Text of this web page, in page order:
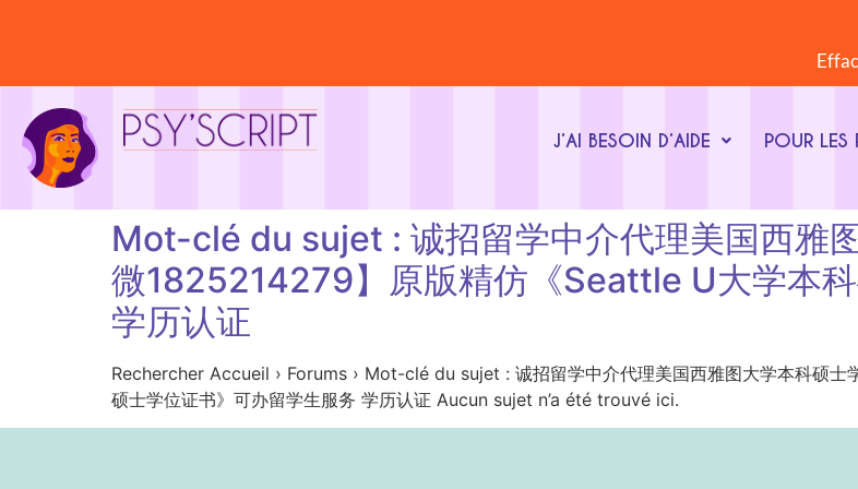
J’AI BESOIN D’AIDE POUR LES
Mot-clé du sujet : 诚招留学中介代理美国西雅
微1825214279】原版精仿《Seattle U大学本
学历认证
Rechercher Accueil › Forums › Mot-clé du sujet : 诚招留学中介代理美国西雅图大学本科硕
硕士学位证书》可办留学生服务 学历认证 Aucun sujet n’a été trouvé ici.